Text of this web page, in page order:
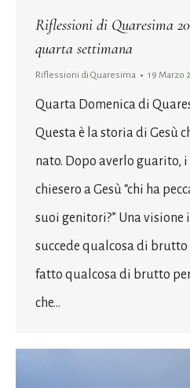
Riflessioni di Quaresima
quarta settimana
Riflessioni di Quaresima 19 Marzo
Quarta Domenica di
Questa è la storia di Gesù
nato. Dopo averlo guarito,
chiesero a Gesù “chi ha
suoi genitori?” Una visione
succede qualcosa di
fatto qualcosa di brutto
che…